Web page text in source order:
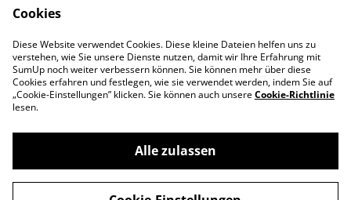
VERTRAG
WIDERRUFEN
©2026MooonDesigns
Cookies
Diese Website verwendet Cookies. Diese kleine Dateien helfen uns zu
verstehen, wie Sie unsere Dienste nutzen, damit wir Ihre Erfahrung mit
SumUp noch weiter verbessern können. Sie können mehr über diese
Cookies erfahren und festlegen, wie sie verwendet werden, indem Sie auf
„Cookie-Einstellungen” klicken. Sie können auch unsereCookie-Richtlinie
lesen.
Alle zulassen